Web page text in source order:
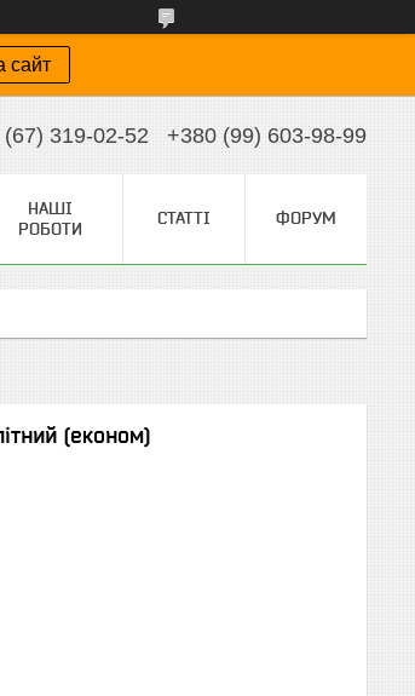
сайт
319-02-52 +380 (99) 603-98-99
НАШІ
РОБОТИ
СТАТТІ ФОРУМ
(економ)